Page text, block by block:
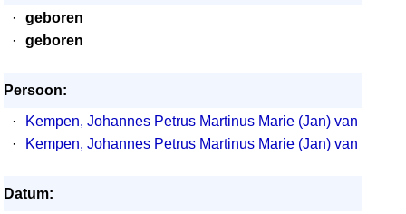
·
geboren
·
geboren
Persoon:
·
Kempen, Johannes Petrus Martinus Marie (Jan) van
·
Kempen, Johannes Petrus Martinus Marie (Jan) van
Datum: